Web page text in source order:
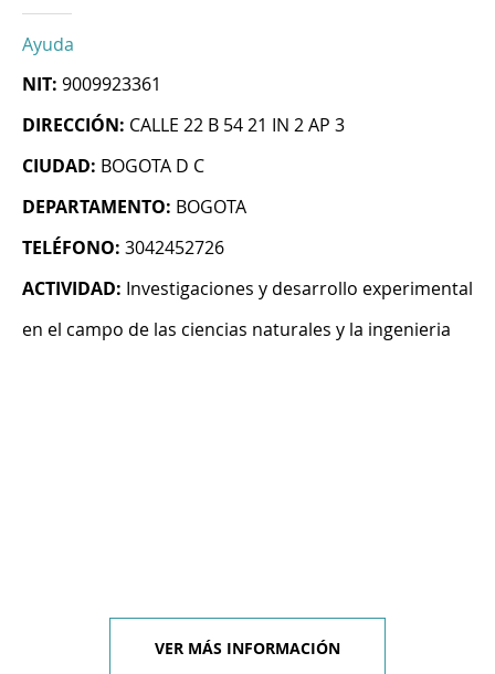
Ayuda
NIT: 9009923361
DIRECCIÓN: CALLE 22 B 54 21 IN 2 AP 3
CIUDAD: BOGOTA D C
DEPARTAMENTO: BOGOTA
TELÉFONO: 3042452726
ACTIVIDAD: Investigaciones y desarrollo experimental
en el campo de las ciencias naturales y la ingenieria
VER MÁS INFORMACIÓN